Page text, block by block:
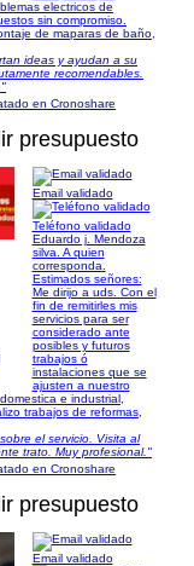
electricos de
sin compromiso.
de maparas de baño,
ideas y ayudan a su
recomendables.
en Cronoshare
presupuesto
Email validado
Teléfono validado
Eduardo j. Mendoza
silva. A quien
corresponda.
Estimados señores:
Me dirijo a uds. Con el
fin de remitirles mis
servicios para ser
considerado ante
posibles y futuros
trabajos ó
instalaciones que se
ajusten a nuestro
e industrial,
trabajos de reformas,
el servicio. Visita al
trato. Muy profesional."
en Cronoshare
presupuesto
Email validado